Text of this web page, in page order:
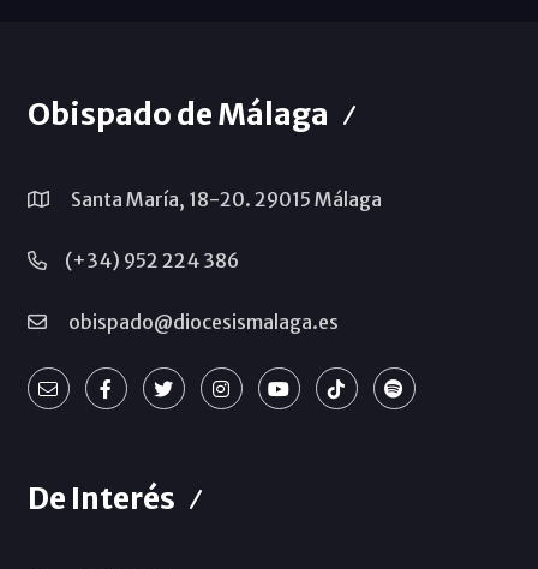
Obispado de Málaga
Santa María, 18-20. 29015 Málaga
(+34) 952 224 386
obispado@diocesismalaga.es
De Interés